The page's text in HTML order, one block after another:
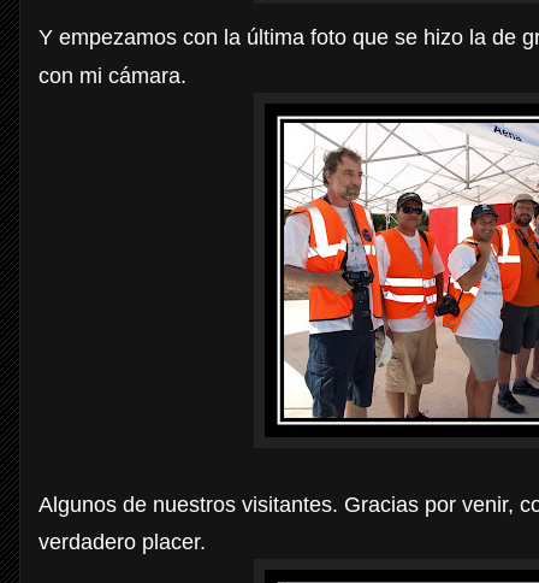
Y empezamos con la última foto que se hizo la de
con mi cámara.
Algunos de nuestros visitantes. Gracias por venir,
verdadero placer.